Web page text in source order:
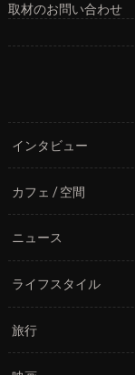
取材のお問い合わせ
インタビュー
カフェ / 空間
ニュース
ライフスタイル
旅行